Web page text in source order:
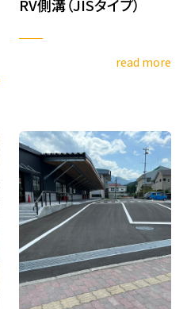
RV側溝（JISタイプ）
read more